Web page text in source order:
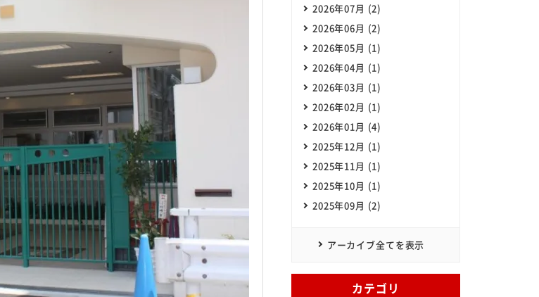
Copyright © MEIHAN SHOKUHIN Co.,Itd. All Rights Reserved.
2026年07月 (2)
2026年06月 (2)
2026年05月 (1)
2026年04月 (1)
2026年03月 (1)
2026年02月 (1)
2026年01月 (4)
2025年12月 (1)
2025年11月 (1)
2025年10月 (1)
2025年09月 (2)
アーカイブ全てを表示
カテゴリ